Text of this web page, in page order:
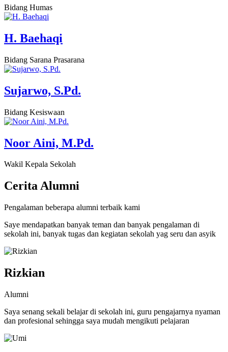
Bidang Humas
H. Baehaqi
Bidang Sarana Prasarana
Sujarwo, S.Pd.
Bidang Kesiswaan
Noor Aini, M.Pd.
Wakil Kepala Sekolah
CeritaAlumni
Pengalaman beberapa alumni terbaik kami
Saye mendapatkan banyak teman dan banyak pengalaman di
sekolah ini, banyak tugas dan kegiatan sekolah yag seru dan asyik
Rizkian
Alumni
Saya senang sekali belajar di sekolah ini, guru pengajarnya nyaman
dan profesional sehingga saya mudah mengikuti pelajaran